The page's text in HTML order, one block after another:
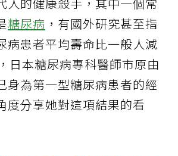
糖尿病 ，有國外研究甚至指
病患者平均壽命比一般人減
日本糖尿病專科醫師市原由
身為第一型糖尿病患者的經
度分享她對這項結果的看